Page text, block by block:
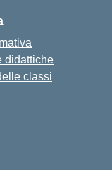
didattiche
classi